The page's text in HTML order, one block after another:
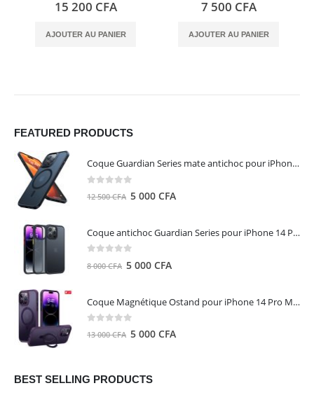
0 out of 5
15 200 CFA
AJOUTER AU PANIER
0 out of 5
7 500 CFA
AJOUTER AU PANIER
FEATURED PRODUCTS
Coque Guardian Series mate antichoc pour iPhone 15 Pro Max avec Magsafe Noir - Torras
12 500CFA Le
500 CFA.
5 000 CFA
Coque antichoc Guardian Series pour iPhone 14 Pro Max - TORRAS
8 000CFA Le
était :
000 CFA.
5 000 CFA
000 CFA.
Coque Magnétique Ostand pour iPhone 14 Pro Max - Violet Foncé - TORRAS
13 000CFA Le
était :
5 000 CFA
BEST SELLING PRODUCTS